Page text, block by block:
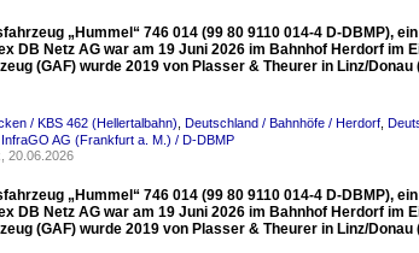
„Hummel“ 746 014 (99 80 9110 014-4 D-DBMP),
DB Netz AG war am 19 Juni 2026 im Bahnhof Herdorf im
(GAF) wurde 2019 von Plasser & Theurer in Linz/
/ KBS 462 (Hellertalbahn) Deutschland / Bahnhöfe / Herdorf
AG (Frankfurt a. M.) / D-DBMP
20.06.2026
„Hummel“ 746 014 (99 80 9110 014-4 D-DBMP),
DB Netz AG war am 19 Juni 2026 im Bahnhof Herdorf im
(GAF) wurde 2019 von Plasser & Theurer in Linz/